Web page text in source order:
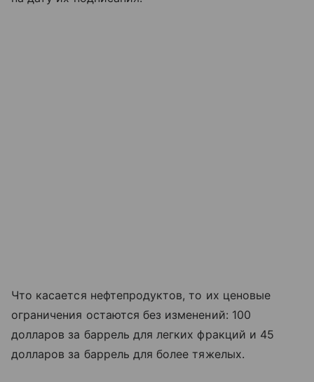
Что касается нефтепродуктов, то их ценовые
ограничения остаются без изменений: 100
долларов за баррель для легких фракций и 45
долларов за баррель для более тяжелых.